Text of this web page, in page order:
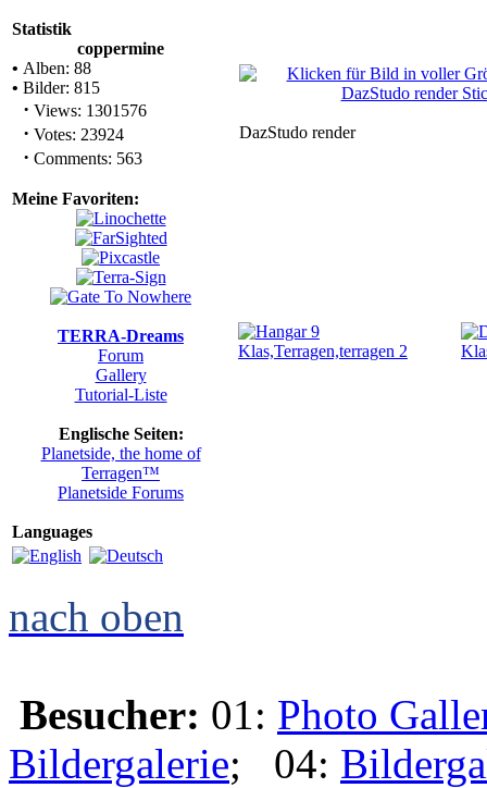
Statistik
coppermine
• Alben: 88
• Bilder: 815
· Views: 1301576
· Votes: 23924
· Comments: 563
Meine Favoriten:
TERRA-Dreams
Forum
Gallery
Tutorial-Liste
Englische Seiten:
Planetside, the home of
Terragen™
Planetside Forums
Languages
DazStudo render
nach oben
Besucher: 01: Photo
Bildergalerie; 04: